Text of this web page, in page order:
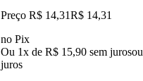
Preço R$ 14,31R$ 14,31
no Pix
Ou 1x de R$ 15,90 sem jurosou
juros